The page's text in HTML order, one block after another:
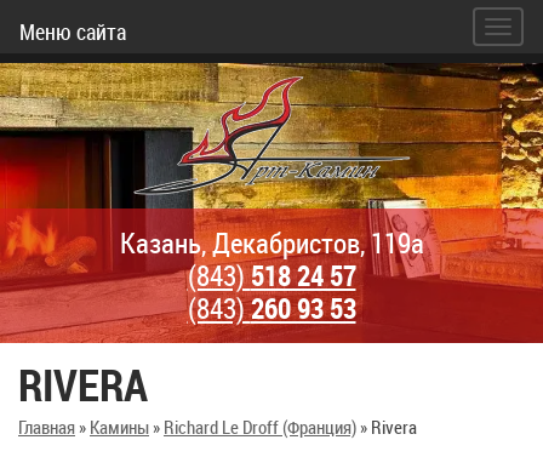
Меню сайта
Казань, Декабристов, 119а
(843)518 24 57
(843)260 93 53
RIVERA
Главная» Камины» Richard Le Droff (Франция)» Rivera